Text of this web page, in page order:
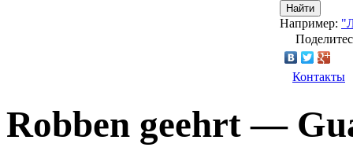
Найти
Например:
Контакты
Robben geehrt —